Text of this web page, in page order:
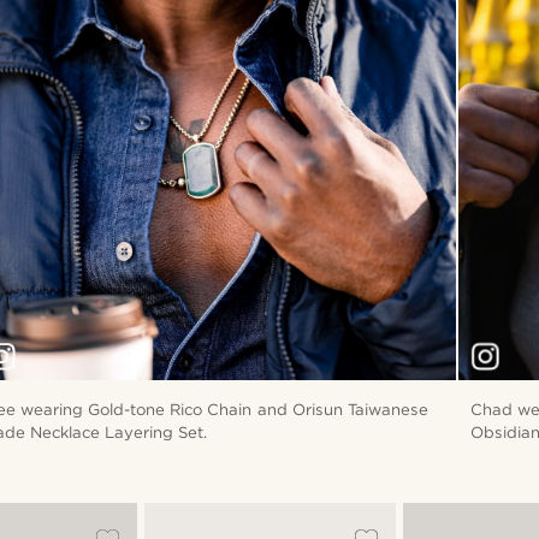
wearing Gold-tone Rico Chain and Orisun Taiwanese
Necklace Layering Set.
Chad